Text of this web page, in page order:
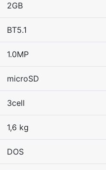
2GB
BT5.1
1.0MP
microSD
3cell
1,6 kg
DOS